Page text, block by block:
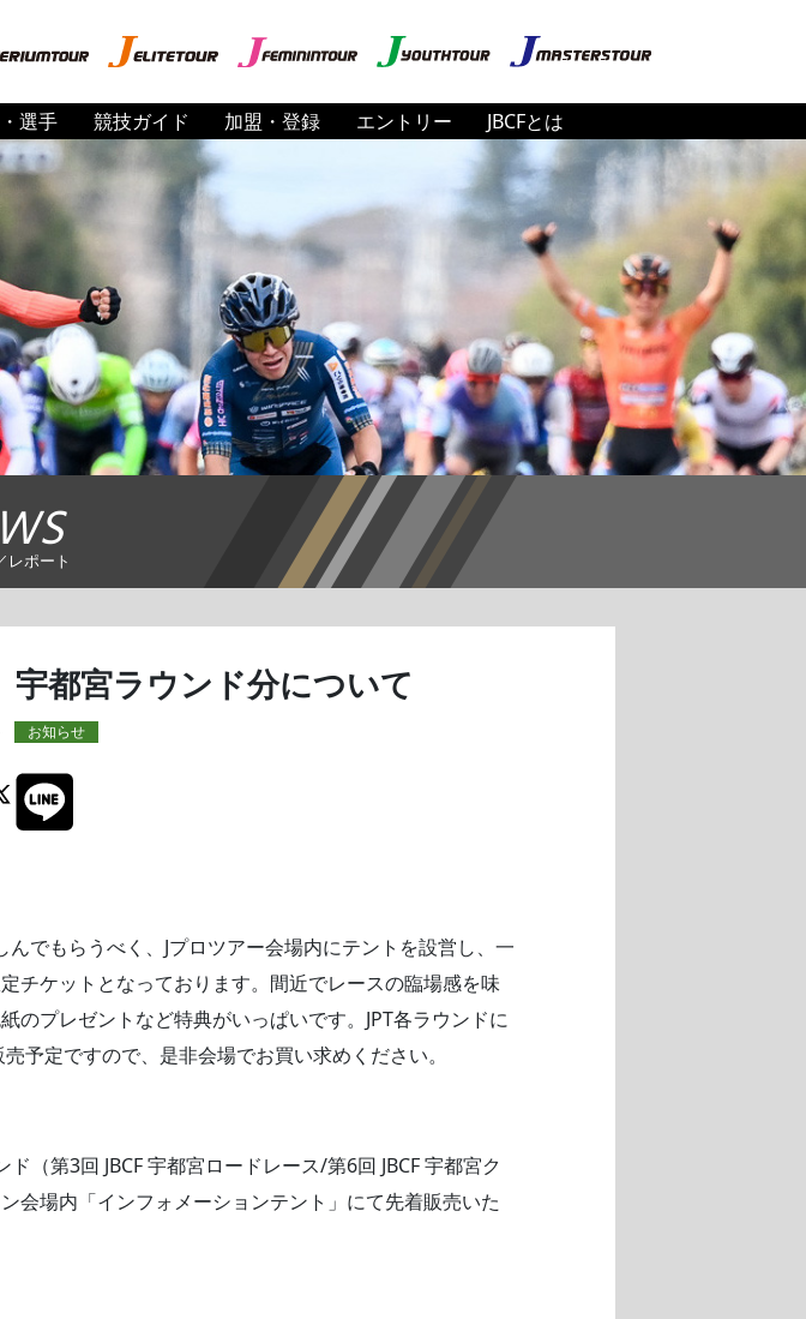
選手 競技ガイド 加盟・登録 エントリー JBCFとは
レポート
宇都宮ラウンド分について
でもらうべく、Jプロツアー会場内にテントを設営し、一
チケットとなっております。間近でレースの臨場感を味
のプレゼントなど特典がいっぱいです。JPT各ラウンドに
予定ですので、是非会場でお買い求めください。
（第3回 JBCF 宇都宮ロードレース/第6回 JBCF 宇都宮ク
会場内「インフォメーションテント」にて先着販売いた